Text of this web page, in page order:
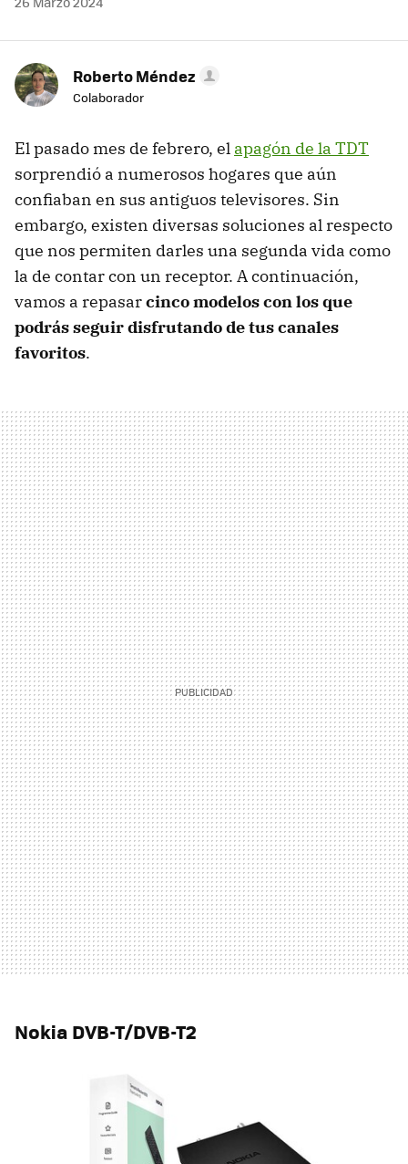
Roberto Méndez
Colaborador
El pasado mes de febrero, el apagón de la TDT
sorprendió a numerosos hogares que aún
confiaban en sus antiguos televisores. Sin
embargo, existen diversas soluciones al respecto
que nos permiten darles una segunda vida como
la de contar con un receptor. A continuación,
vamos a repasarcinco modelos con los que
podrás seguir disfrutando de tus canales
favoritos.
Nokia DVB-T/DVB-T2